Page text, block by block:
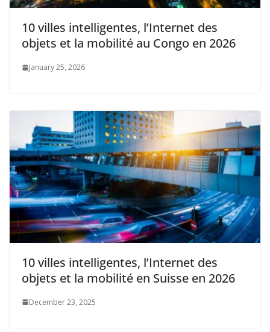
10 villes intelligentes, l’Internet des
objets et la mobilité au Congo en 2026
January 25, 2026
10 villes intelligentes, l’Internet des
objets et la mobilité en Suisse en 2026
December 23, 2025